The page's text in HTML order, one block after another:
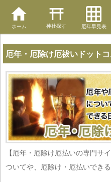
ホーム 神社探す 厄年早見表
厄年・厄除け厄祓いドット
【厄年・厄除け厄払いの専門サ
ついてや、厄除け・厄払いでき